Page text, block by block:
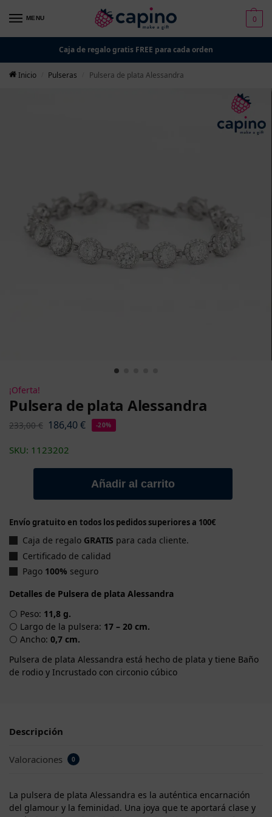
MENU 0
Caja de regalo gratis FREE para cada orden
Inicio Pulseras Pulsera de plata Alessandra
¡Oferta!
Pulsera de plata Alessandra
233,00€ 186,40€ -20%
SKU: 1123202
Añadir al carrito
Envío gratuito en todos los pedidos superiores a 100€
Caja de regalo GRATIS para cada cliente.
Certificado de calidad
Pago 100% seguro
Detalles de Pulsera de plata Alessandra
⚪ Peso: 11,8 g.
⚪ Largo de la pulsera: 17 – 20 cm.
⚪ Ancho: 0,7 cm.
Pulsera de plata Alessandra está hecho de plata y tiene Baño
de rodio y Incrustado con circonio cúbico
Descripción
Valoraciones 0
La pulsera de plata Alessandra es la auténtica encarnación
del glamour y la feminidad. Una joya que te aportará clase y